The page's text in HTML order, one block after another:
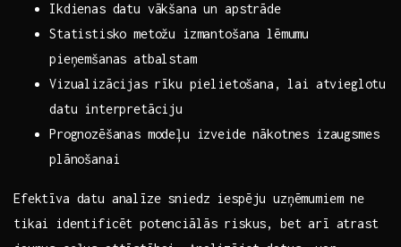
Ikdienas datu vākšana un apstrāde
Statistisko metožu izmantošana lēmumu
pieņemšanas atbalstam
Vizualizācijas⁢ rīku pielietošana, lai atvieglotu
datu interpretāciju
Prognozēšanas‌ modeļu izveide nākotnes izaugsmes
plānošanai
Efektīva datu analīze sniedz iespēju uzņēmumiem ​ne
tikai identificēt potenciālās riskus, bet arī atrast